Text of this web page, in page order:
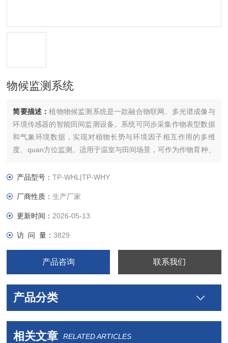
物候监测系统
简要描述：植物物候监测系统是一款融合物联网、多光谱成像与
环境传感器的智能田间监测设备。系统可同步采集作物表型数据
和气象环境数据，实现对植物长势与环境因子相互作用的多维
度、quan方位监测。适用于温室与田间场景，可作为作物育种、
产品型号：TP-WHL|TP-WHY
厂商性质：生产厂家
更新时间： 2026-05-13
访 问 量：3829
产品咨询 联系我们
产品分类
相关文章 RELATED ARTICLES